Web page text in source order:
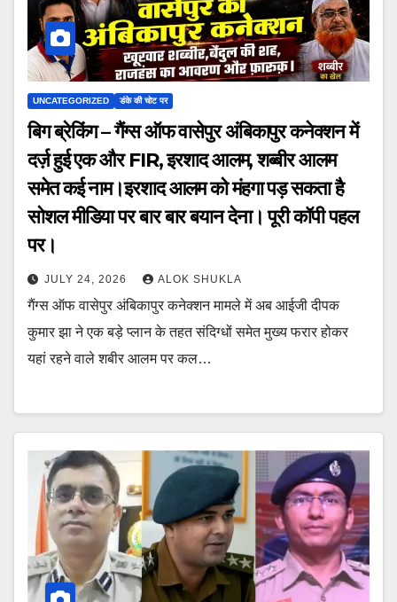
UNCATEGORIZED डंके की चोट पर
बिग ब्रेकिंग – गैंग्स ऑफ वासेपुर अंबिकापुर कनेक्शन में
दर्ज़ हुई एक और FIR, इरशाद आलम, शब्बीर आलम
समेत कई नाम।इरशाद आलम को मंहगा पड़ सकता है
सोशल मीडिया पर बार बार बयान देना। पूरी कॉपी पहल
पर।
JULY 24, 2026 ALOK SHUKLA
गैंग्स ऑफ वासेपुर अंबिकापुर कनेक्शन मामले में अब आईजी दीपक
कुमार झा ने एक बड़े प्लान के तहत संदिग्धों समेत मुख्य फरार होकर
यहां रहने वाले शबीर आलम पर कल…